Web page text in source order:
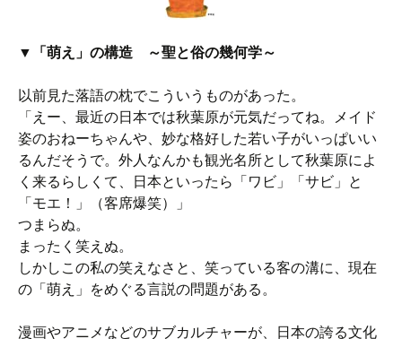
▼「萌え」の構造 ～聖と俗の幾何学～
以前見た落語の枕でこういうものがあった。
「えー、最近の日本では秋葉原が元気だってね。メイド
姿のおねーちゃんや、妙な格好した若い子がいっぱいい
るんだそうで。外人なんかも観光名所として秋葉原によ
く来るらしくて、日本といったら「ワビ」「サビ」と
「モエ！」（客席爆笑）」
つまらぬ。
まったく笑えぬ。
しかしこの私の笑えなさと、笑っている客の溝に、現在
の「萌え」をめぐる言説の問題がある。
漫画やアニメなどのサブカルチャーが、日本の誇る文化